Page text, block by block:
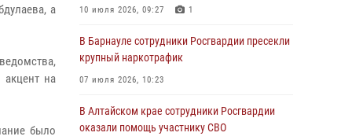
а
на
было
10 июля 2026, 09:27 1
В Барнауле сотрудники Росгвардии пресекли
крупный наркотрафик
07 июля 2026, 10:23
В Алтайском крае сотрудники Росгвардии
оказали помощь участнику СВО